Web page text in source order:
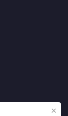
×